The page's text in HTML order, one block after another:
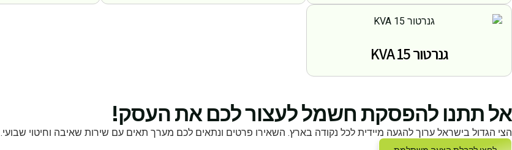
גנרטור 15 KVA
אל תתנו להפסקת חשמל לעצור לכם את העסק!
הצי הגדול בישראל ערוך להגעה מיידית לכל נקודה בארץ. השאירו פרטים ונתאים לכם מערך תאים עם שירות שאיבה וחיטוי שבועי.